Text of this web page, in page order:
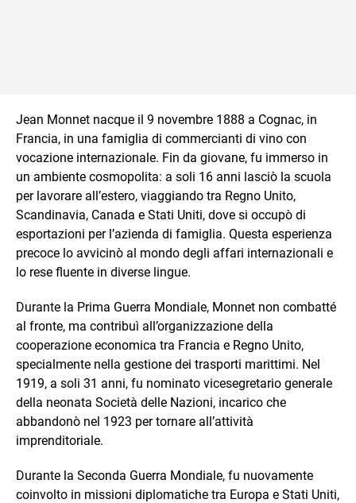
Jean Monnet nacque il 9 novembre 1888 a Cognac, in
Francia, in una famiglia di commercianti di vino con
vocazione internazionale. Fin da giovane, fu immerso in
un ambiente cosmopolita: a soli 16 anni lasciò la scuola
per lavorare all’estero, viaggiando tra Regno Unito,
Scandinavia, Canada e Stati Uniti, dove si occupò di
esportazioni per l’azienda di famiglia. Questa esperienza
precoce lo avvicinò al mondo degli affari internazionali e
lo rese fluente in diverse lingue.
Durante la Prima Guerra Mondiale, Monnet non combatté
al fronte, ma contribuì all’organizzazione della
cooperazione economica tra Francia e Regno Unito,
specialmente nella gestione dei trasporti marittimi. Nel
1919, a soli 31 anni, fu nominato vicesegretario generale
della neonata Società delle Nazioni, incarico che
abbandonò nel 1923 per tornare all’attività
imprenditoriale.
Durante la Seconda Guerra Mondiale, fu nuovamente
coinvolto in missioni diplomatiche tra Europa e Stati Uniti,